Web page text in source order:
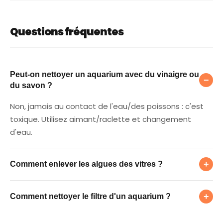
Questions fréquentes
Peut-on nettoyer un aquarium avec du vinaigre ou
du savon ?
−
Non, jamais au contact de l'eau/des poissons : c'est
toxique. Utilisez aimant/raclette et changement
d'eau.
Comment enlever les algues des vitres ?
Comment enlever les algues des vitres ? +
aquarium, sans aucun produit.
Comment nettoyer le filtre d'un aquarium ?
Comment nettoyer le filtre d'un aquarium ? +